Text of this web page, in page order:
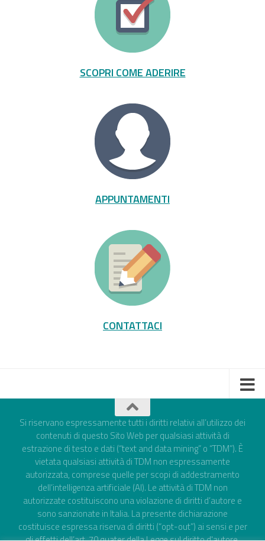
SCOPRI COME ADERIRE
APPUNTAMENTI
CONTATTACI
Si riservano espressamente tutti i diritti relativi all’utilizzo dei
contenuti di questo Sito Web per qualsiasi attività di
estrazione di testo e dati (“text and data mining” o “TDM”). È
vietata qualsiasi attività di TDM non espressamente
autorizzata, comprese quelle per scopi di addestramento
dell’intelligenza artificiale (AI). Le attività di TDM non
autorizzate costituiscono una violazione di diritti d’autore e
sono sanzionate in Italia. La presente dichiarazione
costituisce espressa riserva di diritti (“opt-out”) ai sensi e per